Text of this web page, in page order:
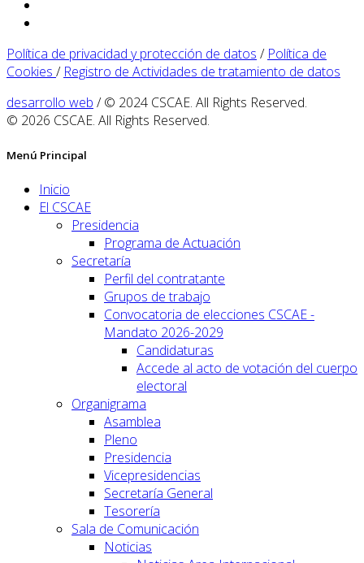
Política de privacidad y protección de datos / Política de
Cookies / Registro de Actividades de tratamiento de datos
desarrollo web / © 2024 CSCAE. All Rights Reserved.
© 2026 CSCAE. All Rights Reserved.
Menú Principal
Inicio
El CSCAE
Presidencia
Programa de Actuación
Secretaría
Perfil del contratante
Grupos de trabajo
Convocatoria de elecciones CSCAE -
Mandato 2026-2029
Candidaturas
Accede al acto de votación del cuerpo
electoral
Organigrama
Asamblea
Pleno
Presidencia
Vicepresidencias
Secretaría General
Tesorería
Sala de Comunicación
Noticias